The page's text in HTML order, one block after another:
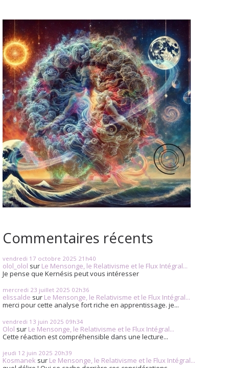
Commentaires récents
vendredi 17 octobre 2025 21h40
olol_olol sur Le Mensonge, le Relativisme et le Flux Intégral...
Je pense que Kernésis peut vous intéresser
mercredi 23 juillet 2025 02h36
elissalde sur Le Mensonge, le Relativisme et le Flux Intégral...
merci pour cette analyse fort riche en apprentissage. je...
vendredi 13 juin 2025 09h34
Olol sur Le Mensonge, le Relativisme et le Flux Intégral...
Cette réaction est compréhensible dans une lecture...
jeudi 12 juin 2025 20h39
Kosmanek sur Le Mensonge, le Relativisme et le Flux Intégral...